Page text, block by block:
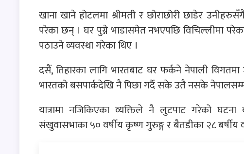
खाना खाने होटलमा श्रीमती र छोराछोरी छाडेर
परेका छन् । घर पुग्ने भाडासमेत नभएपछि विचिल्लीमा
पठाउने व्यवस्था गरेका थिए ।
दसैं, तिहारका लागि भारतबाट घर फर्कने नेपाली
भारतको बसपार्कदेखि नै पिछा गर्दै सके उतै नसके
यात्रामा नजिकिएका व्यक्तिले नै लुटपाट गरेको
संखुवासभाका ५० वर्षीय कृष्ण गुरुङ्ग र बैतडीका २८ बर्षीय